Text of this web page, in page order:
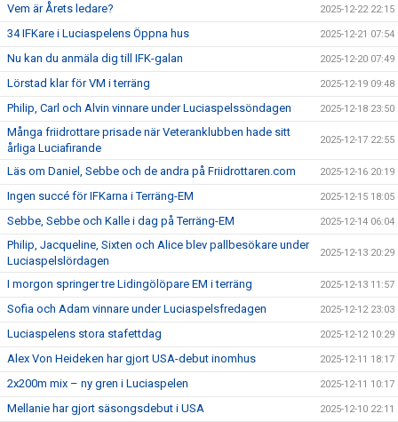
Vem är Årets ledare? 2025-12-22 22:15
34 IFKare i Luciaspelens Öppna hus 2025-12-21 07:54
Nu kan du anmäla dig till IFK-galan 2025-12-20 07:49
Lörstad klar för VM i terräng 2025-12-19 09:48
Philip, Carl och Alvin vinnare under Luciaspelssöndagen 2025-12-18 23:50
Många friidrottare prisade när Veteranklubben hade sitt
årliga Luciafirande
2025-12-17 22:55
Läs om Daniel, Sebbe och de andra på Friidrottaren.com 2025-12-16 20:19
Ingen succé för IFKarna i Terräng-EM 2025-12-15 18:05
Sebbe, Sebbe och Kalle i dag på Terräng-EM 2025-12-14 06:04
Philip, Jacqueline, Sixten och Alice blev pallbesökare under
Luciaspelslördagen
2025-12-13 20:29
I morgon springer tre Lidingölöpare EM i terräng 2025-12-13 11:57
Sofia och Adam vinnare under Luciaspelsfredagen 2025-12-12 23:03
Luciaspelens stora stafettdag 2025-12-12 10:29
Alex Von Heideken har gjort USA-debut inomhus 2025-12-11 18:17
2x200m mix – ny gren i Luciaspelen 2025-12-11 10:17
Mellanie har gjort säsongsdebut i USA 2025-12-10 22:11